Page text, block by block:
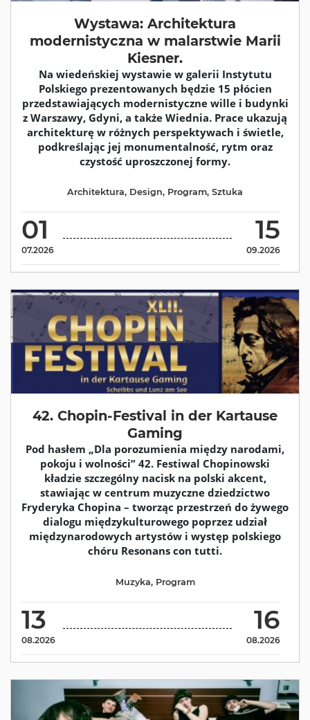
Wystawa: Architektura
modernistyczna w malarstwie Marii
Kiesner.
Na wiedeńskiej wystawie w galerii Instytutu
Polskiego prezentowanych będzie 15 płócien
przedstawiających modernistyczne wille i budynki
z Warszawy, Gdyni, a także Wiednia. Prace ukazują
architekturę w różnych perspektywach i świetle,
podkreślając jej monumentalność, rytm oraz
czystość uproszczonej formy.
01
07.2026
15
09.2026
Architektura, Design, Program, Sztuka
42. Chopin-Festival in der Kartause
Gaming
Pod hasłem „Dla porozumienia między narodami,
pokoju i wolności” 42. Festiwal Chopinowski
kładzie szczególny nacisk na polski akcent,
stawiając w centrum muzyczne dziedzictwo
Fryderyka Chopina – tworząc przestrzeń do żywego
dialogu międzykulturowego poprzez udział
międzynarodowych artystów i występ polskiego
chóru Resonans con tutti.
13
08.2026
16
08.2026
Muzyka, Program